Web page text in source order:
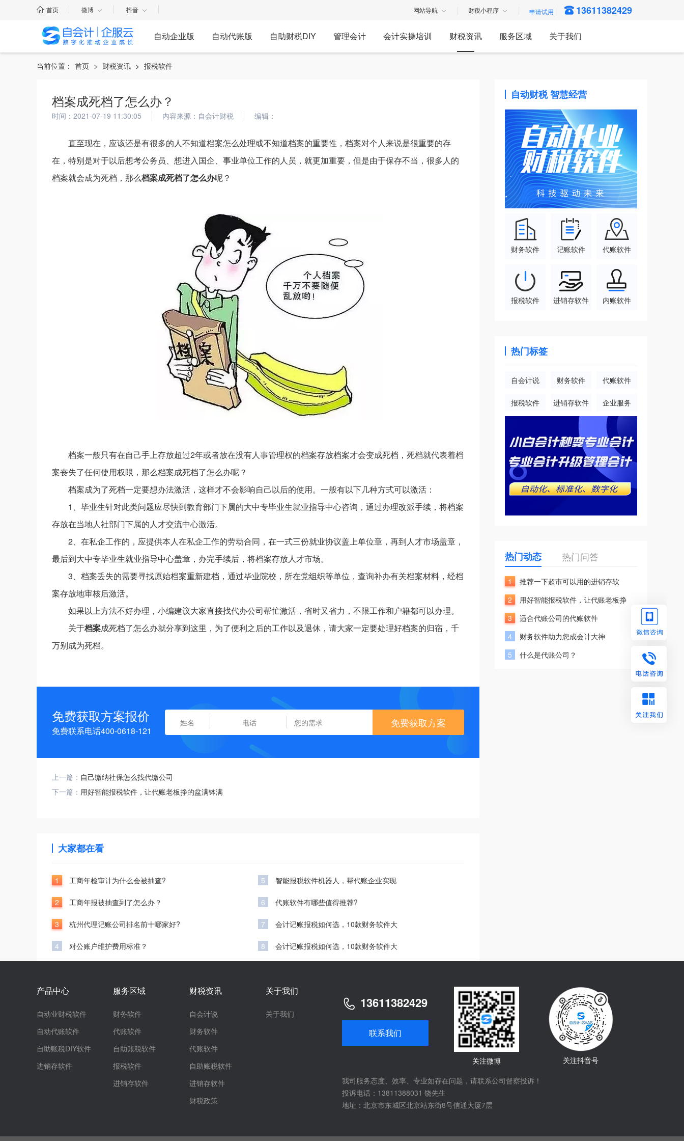
首页 微博 抖音 网站导航 财税小程序 13611382429
自动企业版 自动代账版 自助财税DIY 管理会计 会计实操培训 财税资讯 服务区域 关于我们
当前位置： 首页 > 财税资讯 > 报税软件
档案成死档了怎么办？
时间：2021-07-19 11:30:05 内容来源：自会计财税 编辑：
直至现在，应该还是有很多的人不知道档案怎么处理或不知道档案的重要性，档案对个人来说是很重要的存
在，特别是对于以后想考公务员、想进入国企、事业单位工作的人员，就更加重要，但是由于保存不当，很多人的
档案就会成为死档，那么档案成死档了怎么办呢？
档案一般只有在自己手上存放超过2年或者放在没有人事管理权的档案存放档案才会变成死档，死档就代表着档
案丧失了任何使用权限，那么档案成死档了怎么办呢？
档案成为了死档一定要想办法激活，这样才不会影响自己以后的使用。一般有以下几种方式可以激活：
1、毕业生针对此类问题应尽快到教育部门下属的大中专毕业生就业指导中心咨询，通过办理改派手续，将档案
存放在当地人社部门下属的人才交流中心激活。
2、在私企工作的，应提供本人在私企工作的劳动合同，在一式三份就业协议盖上单位章，再到人才市场盖章，
最后到大中专毕业生就业指导中心盖章，办完手续后，将档案存放人才市场。
3、档案丢失的需要寻找原始档案重新建档，通过毕业院校，所在党组织等单位，查询补办有关档案材料，经档
案存放地审核后激活。
如果以上方法不好办理，小编建议大家直接找代办公司帮忙激活，省时又省力，不限工作和户籍都可以办理。
关于档案成死档了怎么办就分享到这里，为了便利之后的工作以及退休，请大家一定要处理好档案的归宿，千
万别成为死档。
免费获取方案报价
免费联系电话400-0618-121
免费获取方案
上一篇： 自己缴纳社保怎么找代缴公司
下一篇： 用好智能报税软件，让代账老板挣的盆满钵满
大家都在看
1 工商年检审计为什么会被抽查?
2 工商年报被抽查到了怎么办？
3 杭州代理记账公司排名前十哪家好?
4 对公账户维护费用标准？
5 智能报税软件机器人，帮代账企业实现
6 代账软件有哪些值得推荐?
7 会计记账报税如何选，10款财务软件大
8 会计记账报税如何选，10款财务软件大
自动财税 智慧经营
财务软件 记账软件 代账软件
报税软件 进销存软件 内账软件
热门标签
自会计说 财务软件 代账软件
报税软件 进销存软件 企业服务
热门动态 热门问答
1
推荐一下超市可以用的进销存软
2
用好智能报税软件，让代账老板挣
3
适合代账公司的代账软件
4
财务软件助力您成会计大神
5
什么是代账公司？
产品中心
自动业财税软件
自动代账软件
自助账税DIY软件
进销存软件
服务区域
财务软件
代账软件
自助账税软件
报税软件
进销存软件
财税资讯
自会计说
财务软件
代账软件
自助账税软件
进销存软件
财税政策
关于我们
关于我们
13611382429
联系我们
关注微博
关注抖音号
我司服务态度、效率、专业如存在问题，请联系公司督察投诉！
投诉电话：13811388031 饶先生
地址：北京市东城区北京站东街8号信通大厦7层